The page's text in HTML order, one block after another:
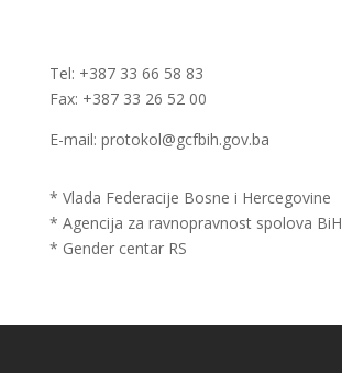
Tel: +387 33 66 58 83
Fax: +387 33 26 52 00
E-mail: protokol@gcfbih.gov.ba
* Vlada Federacije Bosne i Hercegovine
* Agencija za ravnopravnost spolova BiH
* Gender centar RS